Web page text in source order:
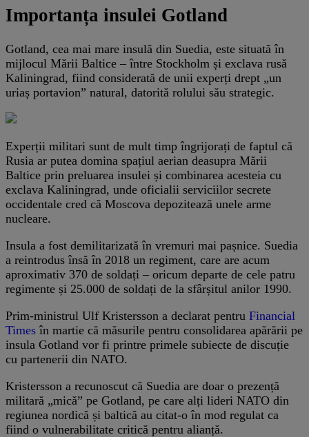
Importanța insulei Gotland
Gotland, cea mai mare insulă din Suedia, este situată în
mijlocul Mării Baltice – între Stockholm și exclava rusă
Kaliningrad, fiind considerată de unii experți drept „un
uriaș portavion” natural, datorită rolului său strategic.
Experții militari sunt de mult timp îngrijorați de faptul că
Rusia ar putea domina spațiul aerian deasupra Mării
Baltice prin preluarea insulei și combinarea acesteia cu
exclava Kaliningrad, unde oficialii serviciilor secrete
occidentale cred că Moscova depozitează unele arme
nucleare.
Insula a fost demilitarizată în vremuri mai pașnice. Suedia
a reintrodus însă în 2018 un regiment, care are acum
aproximativ 370 de soldați – oricum departe de cele patru
regimente și 25.000 de soldați de la sfârșitul anilor 1990.
Prim-ministrul Ulf Kristersson a declarat pentru Financial
Times în martie că măsurile pentru consolidarea apărării pe
insula Gotland vor fi printre primele subiecte de discuție
cu partenerii din NATO.
Kristersson a recunoscut că Suedia are doar o prezență
militară „mică” pe Gotland, pe care alți lideri NATO din
regiunea nordică și baltică au citat-o în mod regulat ca
fiind o vulnerabilitate critică pentru alianță.